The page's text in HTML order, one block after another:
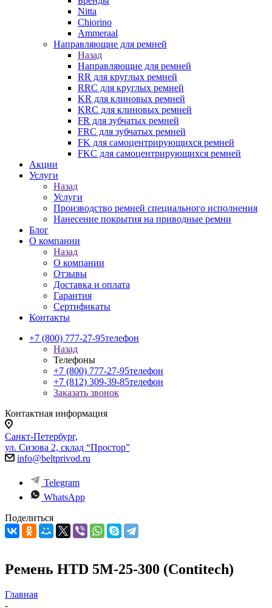
Nitta
Chiorino
Ammeraal
Направляющие для ремней
Назад
Направляющие для ремней
RR для круглых ремней
RRC для круглых ремней
KR для клиновых ремней
KRC для клиновых ремней
FR для зубчатых ремней
FRC для зубчатых ремней
FK для самоцентрирующихся ремней
FKC для самоцентрирующихся ремней
Акции
Услуги
Назад
Услуги
Производство ремней специального исполнения
Нанесение покрытия на приводные ремни
Блог
О компании
Назад
О компании
Отзывы
Доставка и оплата
Гарантия
Сертификаты
Контакты
+7 (800) 777-27-95телефон
Назад
Телефоны
+7 (800) 777-27-95телефон
+7 (812) 309-39-85телефон
Заказать звонок
Контактная информация
Санкт-Петербург,
ул. Сизова 2, склад “Простор”
info@beltprivod.ru
Telegram
WhatsApp
Поделиться
Ремень HTD 5M-25-300 (Contitech)
Главная
-